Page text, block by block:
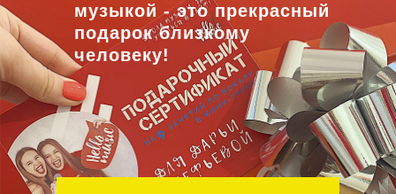
музыкой - это прекрасный
подарок близкому
человеку!